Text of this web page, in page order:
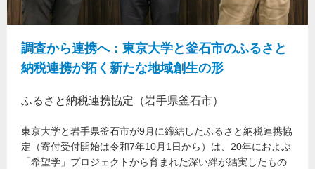
調査から連携へ：東京大学と釜石市のふるさと
納税連携が拓く新たな地域創生の形
ふるさと納税連携協定（岩手県釜石市）
東京大学と岩手県釜石市が9月に締結したふるさと納税連携協
定（寄付受付開始は令和7年10月1日から）は、20年におよぶ
「希望学」プロジェクトから育まれた深い絆が結実したもの